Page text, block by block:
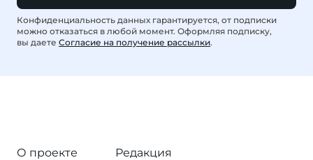
Конфиденциальность данных гарантируется, от подписки
можно отказаться в любой момент. Оформляя подписку,
вы даете Согласие на получение рассылки.
О проекте
Редакция